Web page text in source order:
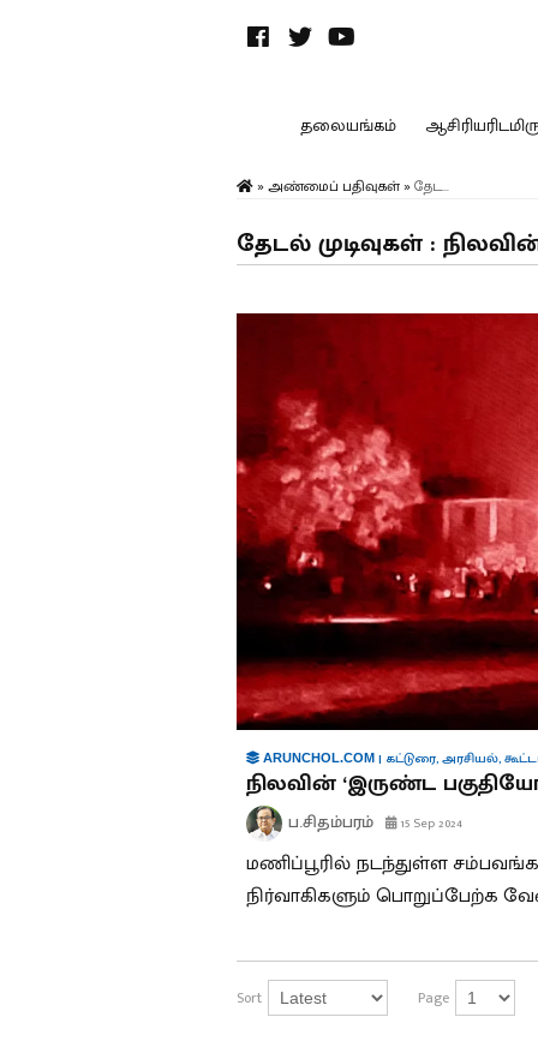
தலையங்கம்
» அண்மைப் பதிவுகள்» தேட...
தேடல் முடிவுகள் :
ARUNCHOL.COM | கட்டுரை,அரசியல்,
நிலவின் ‘இருண்ட
ப.சிதம்பரம் 15 Sep 2024
மணிப்பூரில் நடந்துள்ள
நிர்வாகிகளும் பொறுப்பேற்க
Sort Page